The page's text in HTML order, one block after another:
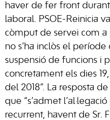
haver de fer front
laboral. PSOE-Reinicia
còmput de servei com a
no s’ha inclòs el
suspensió de funcions i
concretament els dies
del 2018”. La resposta
que “s’admet
recurrent, havent de Sr.